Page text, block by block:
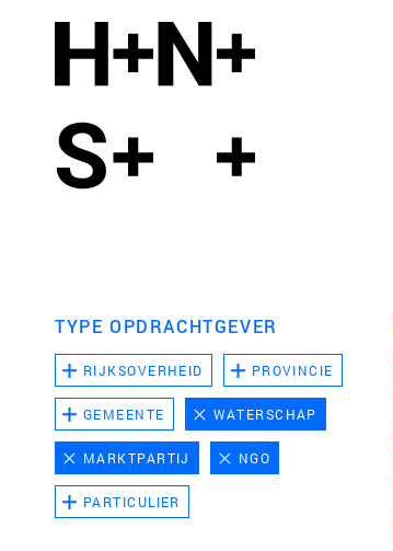
TYPE OPDRACHTGEVER
RIJKSOVERHEID PROVINCIE
GEMEENTE WATERSCHAP
MARKTPARTIJ NGO
PARTICULIER